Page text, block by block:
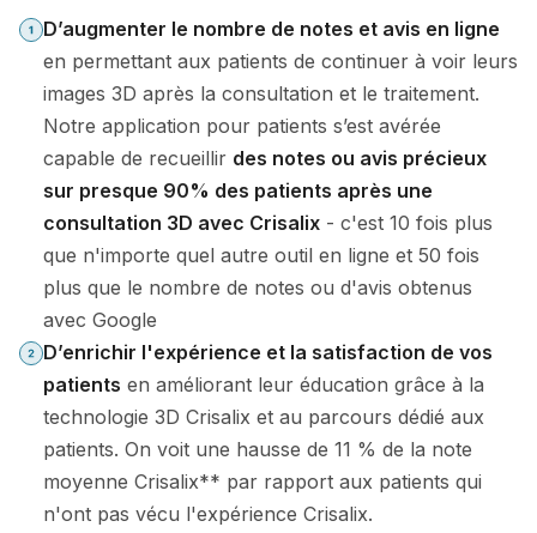
D’augmenter le nombre de notes et avis en ligne
en permettant aux patients de continuer à voir leurs
images 3D après la consultation et le traitement.
Notre application pour patients s’est avérée
capable de recueillir des notes ou avis précieux
sur presque 90% des patients après une
consultation 3D avec Crisalix - c'est 10 fois plus
que n'importe quel autre outil en ligne et 50 fois
plus que le nombre de notes ou d'avis obtenus
avec Google
D’enrichir l'expérience et la satisfaction de vos
patients en améliorant leur éducation grâce à la
technologie 3D Crisalix et au parcours dédié aux
patients. On voit une hausse de 11 % de la note
moyenne Crisalix** par rapport aux patients qui
n'ont pas vécu l'expérience Crisalix.